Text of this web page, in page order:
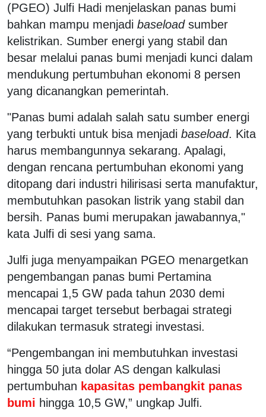
(PGEO) Julfi Hadi menjelaskan panas bumi
bahkan mampu menjadi baseloadsumber
kelistrikan. Sumber energi yang stabil dan
besar melalui panas bumi menjadi kunci dalam
mendukung pertumbuhan ekonomi 8 persen
yang dicanangkan pemerintah.
"Panas bumi adalah salah satu sumber energi
yang terbukti untuk bisa menjadi baseload. Kita
harus membangunnya sekarang. Apalagi,
dengan rencana pertumbuhan ekonomi yang
ditopang dari industri hilirisasi serta manufaktur,
membutuhkan pasokan listrik yang stabil dan
bersih. Panas bumi merupakan jawabannya,"
kata Julfi di sesi yang sama.
Julfi juga menyampaikan PGEO menargetkan
pengembangan panas bumi Pertamina
mencapai 1,5 GW pada tahun 2030 demi
mencapai target tersebut berbagai strategi
dilakukan termasuk strategi investasi.
“Pengembangan ini membutuhkan investasi
hingga 50 juta dolar AS dengan kalkulasi
pertumbuhan kapasitas pembangkit panas
bumi hingga 10,5 GW,” ungkap Julfi.